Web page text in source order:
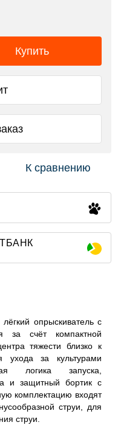
Купить
К сравнению
опрыскиватель с
за счёт компактной
тяжести близко к
ухода за культурами
логика запуска,
и защитный бортик с
комплектацию входят
струи, для
струи.